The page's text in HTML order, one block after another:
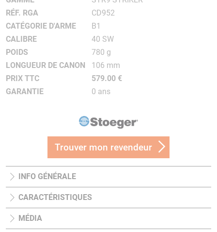
RÉF. RGA
CD952
CATÉGORIE D'ARME
B1
CALIBRE
40 SW
POIDS
780 g
LONGUEUR DE CANON
106 mm
PRIX TTC
579.00 €
GARANTIE
0 ans
Trouver mon revendeur
INFO GÉNÉRALE
CARACTÉRISTIQUES
MÉDIA